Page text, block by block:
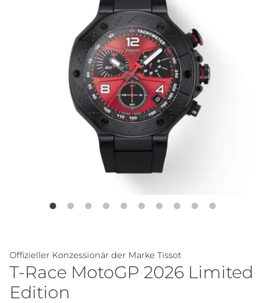
Offizieller Konzessionär der Marke Tissot
T-Race MotoGP 2026 Limited
Edition